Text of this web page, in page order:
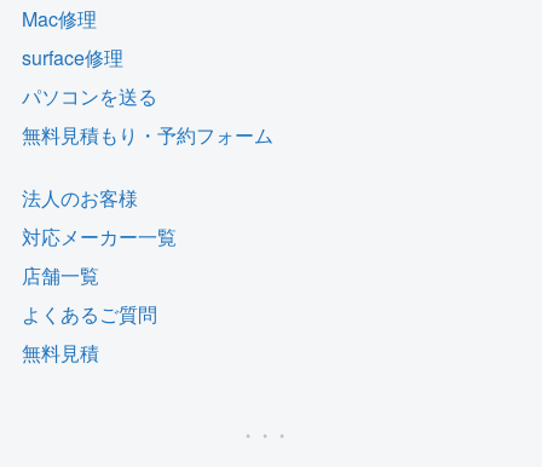
Mac修理
surface修理
パソコンを送る
無料見積もり・予約フォーム
法人のお客様
対応メーカー一覧
店舗一覧
よくあるご質問
無料見積